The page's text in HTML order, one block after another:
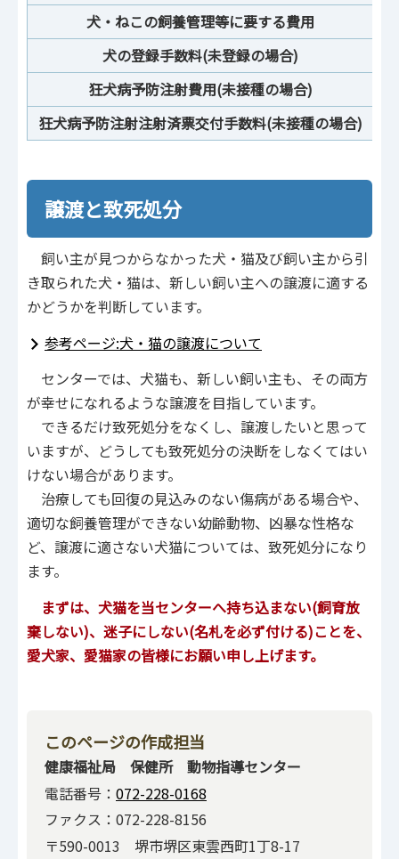
犬・ねこの飼養管理等に要する費用
犬の登録手数料(未登録の場合)
狂犬病予防注射費用(未接種の場合)
狂犬病予防注射注射済票交付手数料(未接種の場合)
譲渡と致死処分
飼い主が見つからなかった犬・猫及び飼い主から引
き取られた犬・猫は、新しい飼い主への譲渡に適する
かどうかを判断しています。
参考ページ:犬・猫の譲渡について
センターでは、犬猫も、新しい飼い主も、その両方
が幸せになれるような譲渡を目指しています。
できるだけ致死処分をなくし、譲渡したいと思って
いますが、どうしても致死処分の決断をしなくてはい
けない場合があります。
治療しても回復の見込みのない傷病がある場合や、
適切な飼養管理ができない幼齢動物、凶暴な性格な
ど、譲渡に適さない犬猫については、致死処分になり
ます。
まずは、犬猫を当センターへ持ち込まない(飼育放
棄しない)、迷子にしない(名札を必ず付ける)ことを、
愛犬家、愛猫家の皆様にお願い申し上げます。
このページの作成担当
健康福祉局 保健所 動物指導センター
電話番号： 072-228-0168
ファクス：072-228-8156
〒590-0013 堺市堺区東雲西町1丁8-17